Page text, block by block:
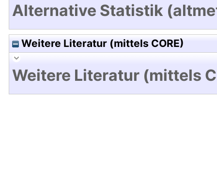
Alternative Statistik
Weitere Literatur (mittels CORE)
Weitere Literatur (mittels